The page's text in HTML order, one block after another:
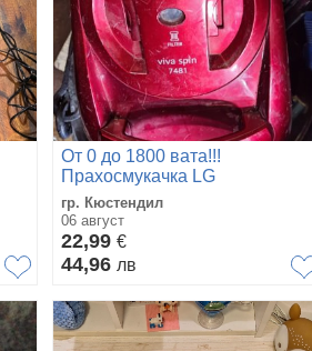
От 0 до 1800 вата!!!
Прахосмукачка LG
Прахосмукачка AEG
Прахосмукачка Electrolux
Turbo Z и Айко Aycо
гр. Кюстендил
06 август
22,99 €
44,96 лв